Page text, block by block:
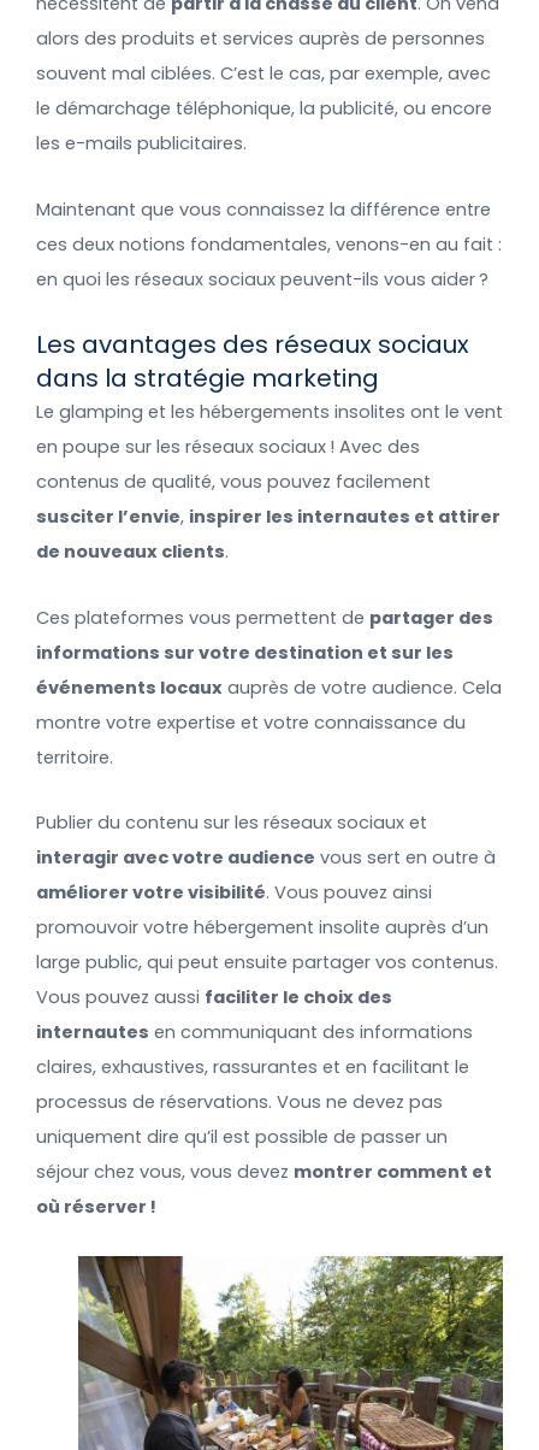
alors des produits et services auprès de personnes
souvent mal ciblées. C’est le cas, par exemple, avec
le démarchage téléphonique, la publicité, ou encore
les e-mails publicitaires.
Maintenant que vous connaissez la différence entre
ces deux notions fondamentales, venons-en au fait :
en quoi les réseaux sociaux peuvent-ils vous aider ?
Les avantages des réseaux sociaux
dans la stratégie marketing
Le glamping et les hébergements insolites ont le vent
en poupe sur les réseaux sociaux ! Avec des
contenus de qualité, vous pouvez facilement
susciter l’envie, inspirer les internautes et attirer
de nouveaux clients.
Ces plateformes vous permettent de partager des
informations sur votre destination et sur les
événements locaux auprès de votre audience. Cela
montre votre expertise et votre connaissance du
territoire.
Publier du contenu sur les réseaux sociaux et
interagir avec votre audience vous sert en outre à
améliorer votre visibilité. Vous pouvez ainsi
promouvoir votre hébergement insolite auprès d’un
large public, qui peut ensuite partager vos contenus.
Vous pouvez aussi faciliter le choix des
internautes en communiquant des informations
claires, exhaustives, rassurantes et en facilitant le
processus de réservations. Vous ne devez pas
uniquement dire qu’il est possible de passer un
séjour chez vous, vous devez montrer comment et
où réserver !